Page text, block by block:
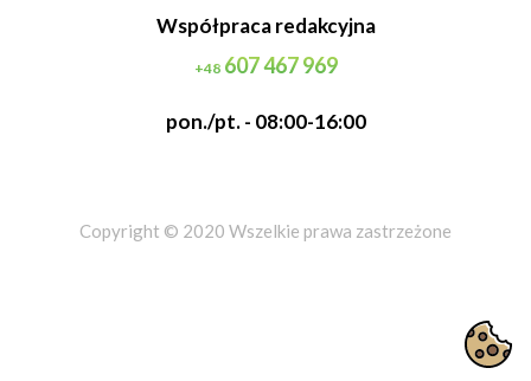
Współpraca redakcyjna
+48607 467 969
pon./pt. - 08:00-16:00
Copyright © 2020 Wszelkie prawa zastrzeżone